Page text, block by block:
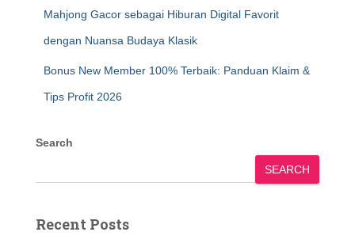
Mahjong Gacor sebagai Hiburan Digital Favorit
dengan Nuansa Budaya Klasik
Bonus New Member 100% Terbaik: Panduan Klaim &
Tips Profit 2026
Search
SEARCH
Recent Posts